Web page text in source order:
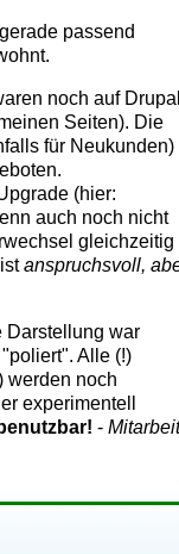
passend
noch auf
Seiten). Die
für Neukunden)
(hier:
auch noch nicht
gleichzeitig
anspruchsvoll,
Darstellung war
Alle (!)
werden noch
experimentell
- Mitarbeit